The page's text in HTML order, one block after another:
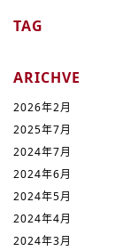
TAG
ARICHVE
2026年2月
2025年7月
2024年7月
2024年6月
2024年5月
2024年4月
2024年3月